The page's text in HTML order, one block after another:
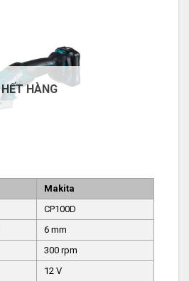
HẾT HÀNG
Makita
CP100D
6 mm
300 rpm
12 V